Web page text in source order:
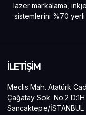
lazer markalama,
sistemlerini %70
İLETİŞİM
Meclis Mah. Atatürk
Çağatay Sok. No:2 D:1H
Sancaktepe/İSTANBUL